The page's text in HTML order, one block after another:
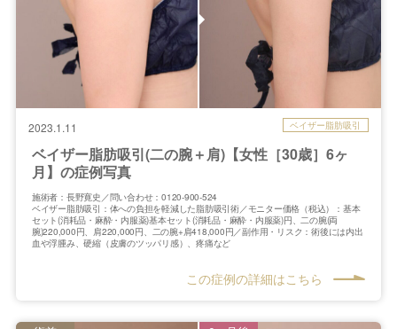
2023.1.11 ベイザー脂肪吸引
ベイザー脂肪吸引(二の腕＋肩)【女性［30歳］6ヶ
月】の症例写真
施術者：長野寛史／問い合わせ：0120-900-524
ベイザー脂肪吸引：体への負担を軽減した脂肪吸引術／モニター価格（税込）：基本
セット(消耗品・麻酔・内服薬)基本セット(消耗品・麻酔・内服薬)円、二の腕(両
腕)220,000円、肩220,000円、二の腕+肩418,000円／副作用・リスク：術後には内出
血や浮腫み、硬縮（皮膚のツッパリ感）、疼痛など
この症例の詳細はこちら